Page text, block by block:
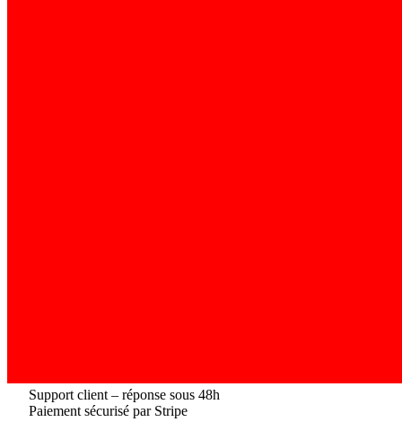
Support client – réponse sous 48h
Paiement sécurisé par Stripe